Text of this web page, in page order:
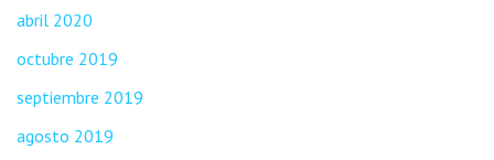
abril 2020
octubre 2019
septiembre 2019
agosto 2019